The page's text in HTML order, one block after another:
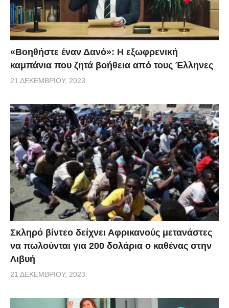
«Βοηθήστε έναν Δανό»: H εξωφρενική
καμπάνια που ζητά βοήθεια από τους Έλληνες
21 ΔΕΚΕΜΒΡΊΟΥ, 2023
Σκληρό βίντεο δείχνει Αφρικανούς μετανάστες
να πωλούνται για 200 δολάρια ο καθένας στην
Λιβυή
21 ΔΕΚΕΜΒΡΊΟΥ, 2023